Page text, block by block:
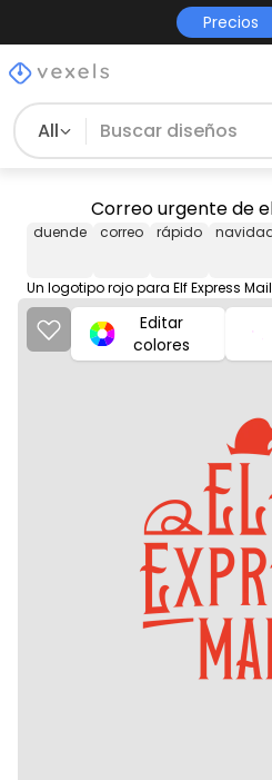
Precios
All
Correo urgente de
duende correo rápido
Editar
colores